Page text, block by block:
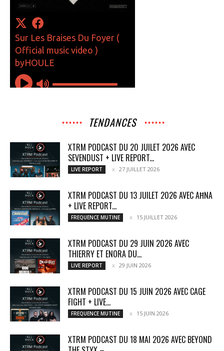
TENDANCES
XTRM PODCAST DU 20 JUILET 2026 AVEC
SEVENDUST + LIVE REPORT...
LIVE REPORT 27 JUILLET 2026
XTRM PODCAST DU 13 JUILET 2026 AVEC AĦNA
+ LIVE REPORT...
FREQUENCE MUTINE 15 JUILLET 2026
XTRM PODCAST DU 29 JUIN 2026 AVEC
THIERRY ET ENORA DU...
LIVE REPORT 29 JUIN 2026
XTRM PODCAST DU 15 JUIN 2026 AVEC CAGE
FIGHT + LIVE...
FREQUENCE MUTINE 15 JUIN 2026
XTRM PODCAST DU 18 MAI 2026 AVEC BEYOND